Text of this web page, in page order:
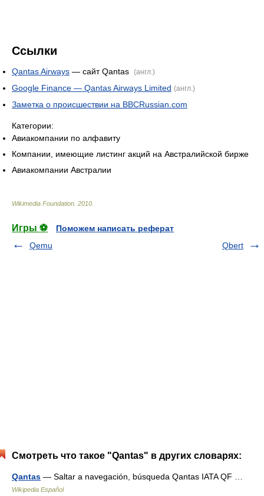
Ссылки
Qantas Airways — сайт Qantas (англ.)
Google Finance — Qantas Airways Limited (англ.)
Заметка о происшествии на BBCRussian.com
Категории:
Авиакомпании по алфавиту
Компании, имеющие листинг акций на Австралийской бирже
Авиакомпании Австралии
Wikimedia Foundation 2010
Игры ⚽
Поможем написать реферат
Qemu
Qbert
Смотреть что такое "Qantas" в других словарях:
Qantas — Saltar a navegación, búsqueda Qantas IATA QF …
Wikipedia Español